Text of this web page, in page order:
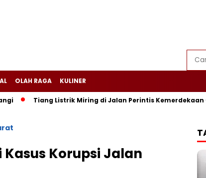
OLAH RAGA KULINER
Tiang Listrik Miring di Jalan Perintis Kemerdekaan
Korupsi Jalan